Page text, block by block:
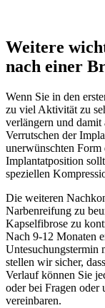
Weitere
nach einer
Wenn Sie in den
zu viel Aktivität zu
verlängern und
Verrutschen der
unerwünschten
Implantatposition
speziellen
Die weiteren
Narbenreifung zu
Kapselfibrose zu
Nach 9-12 Monaten
Untesuchungstermin
stellen wir sicher,
Verlauf können Sie
oder bei Fragen oder
vereinbaren.